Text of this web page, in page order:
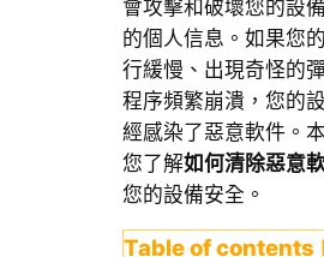
會攻擊和破壞您的設
的個人信息。如果您
行緩慢、出現奇怪的
程序頻繁崩潰，您的
經感染了惡意軟件。
您了解如何清除惡意
您的設備安全。
Table of contents